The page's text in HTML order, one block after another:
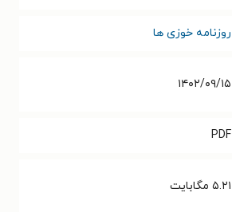
روزنامه خوزی ها
۱۴۰۲/۰۹/۱۵
PDF
۵.۲۱ مگابایت